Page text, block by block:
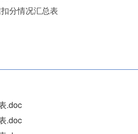
情况汇总表
.doc
.doc